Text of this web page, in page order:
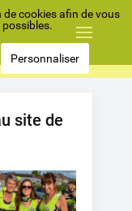
site de
cookies afin de vous
Personnaliser